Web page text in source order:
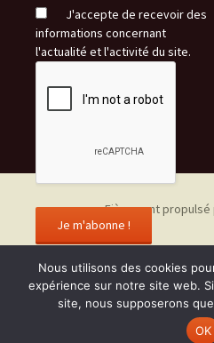
J'accepte de recevoir des
informations concernant
l'actualité et l'activité du site.
Fièrement propulsé
Nous utilisons des cookies
expérience sur notre site web.
site, nous supposerons
OK